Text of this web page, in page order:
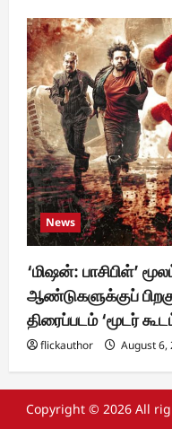
News
‘மிஷன்: பாசிபிள்’
ஆண்டுகளுக்குப்
திரைப்படம் ‘மூடர்
flickauthor August 6,
Copyright © 2026 All